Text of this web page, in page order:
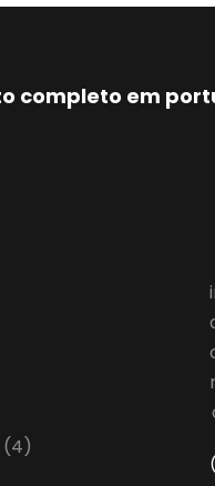
completo em
(4)